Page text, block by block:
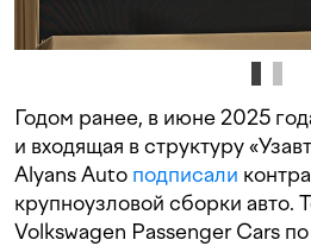
Годом ранее, в июне 2025
и входящая в структуру
Alyans Auto подписали
крупноузловой сборки авто.
Volkswagen Passenger Cars